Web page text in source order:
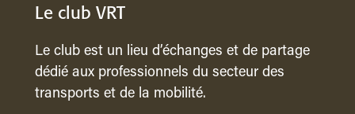
Le club VRT
Le club est un lieu d’échanges et de partage
dédié aux professionnels du secteur des
transports et de la mobilité.